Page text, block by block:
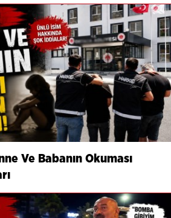
Ve Babanın Okuması